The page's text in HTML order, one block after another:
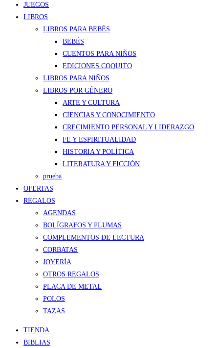
JUEGOS
LIBROS
LIBROS PARA BEBÉS
BEBÉS
CUENTOS PARA NIÑOS
EDICIONES COQUITO
LIBROS PARA NIÑOS
LIBROS POR GÉNERO
ARTE Y CULTURA
CIENCIAS Y CONOCIMIENTO
CRECIMIENTO PERSONAL Y LIDERAZGO
FE Y ESPIRITUALIDAD
HISTORIA Y POLÍTICA
LITERATURA Y FICCIÓN
prueba
OFERTAS
REGALOS
AGENDAS
BOLÍGRAFOS Y PLUMAS
COMPLEMENTOS DE LECTURA
CORBATAS
JOYERÍA
OTROS REGALOS
PLACA DE METAL
POLOS
TAZAS
TIENDA
BIBLIAS